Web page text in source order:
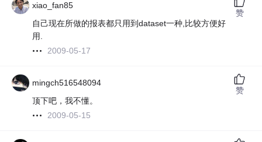
xiao_fan85
自己现在所做的报表都只用到dataset一种,比较方便好
用.
2009-05-17
赞
mingch516548094
顶下吧，我不懂。
2009-05-15
赞